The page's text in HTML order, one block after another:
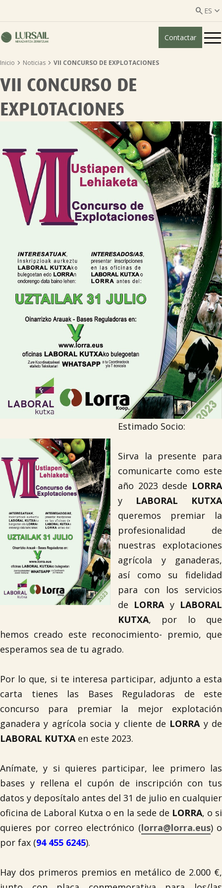
 ES 
ES
Quiénes somos
Servicios ganadería
Servicios agricultura
Entidades asociadas
Noticias 
Tablón de anuncios
Lursail Market
Contactar
Inicio  Noticias  VII CONCURSO DE EXPLOTACIONES
VII CONCURSO DE
EXPLOTACIONES
Estimado Socio:
Sirva la presente para
comunicarte como este
año 2023 desde LORRA
y LABORAL KUTXA
queremos premiar la
profesionalidad de
nuestras explotaciones
agrícola y ganaderas,
así como su fidelidad
para con los servicios
de LORRAy LABORAL
KUTXA, por lo que
hemos creado este reconocimiento- premio, que
esperamos sea de tu agrado.
Por lo que, si te interesa participar, adjunto a esta
carta tienes las Bases Reguladoras de este
concurso para premiar la mejor explotación
ganadera y agrícola socia y cliente de LORRAy de
LABORAL KUTXAen este 2023.
Anímate, y si quieres participar, lee primero las
bases y rellena el cupón de inscripción con tus
datos y deposítalo antes del 31 de julio en cualquier
oficina de Laboral Kutxa o en la sede de LORRA, o si
quieres por correo electrónico (lorra@lorra.eus) o
por fax (94 455 6245).
Hay dos primeros premios en metálico de 2.000 €,